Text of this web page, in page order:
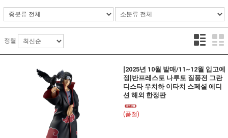
정렬
[2025년 10월 발매/11~12월 입고예
정]반프레스토 나루토 질풍전 그란
디스타 우치하 이타치 스페셜 에디
션 해외 한정판
(품절)